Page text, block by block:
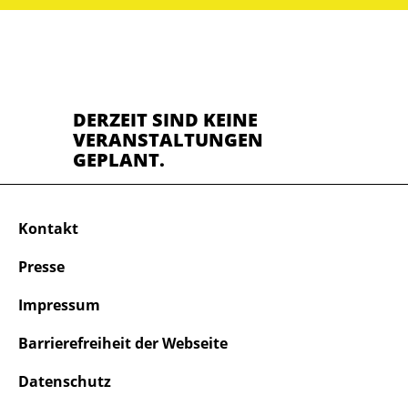
DERZEIT SIND KEINE
VERANSTALTUNGEN
GEPLANT.
Kontakt
Presse
Impressum
Barrierefreiheit der Webseite
Datenschutz